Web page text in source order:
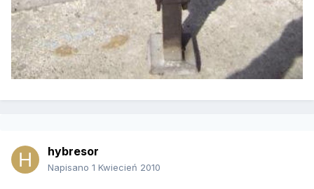
hybresor
Napisano 1 Kwiecień 2010